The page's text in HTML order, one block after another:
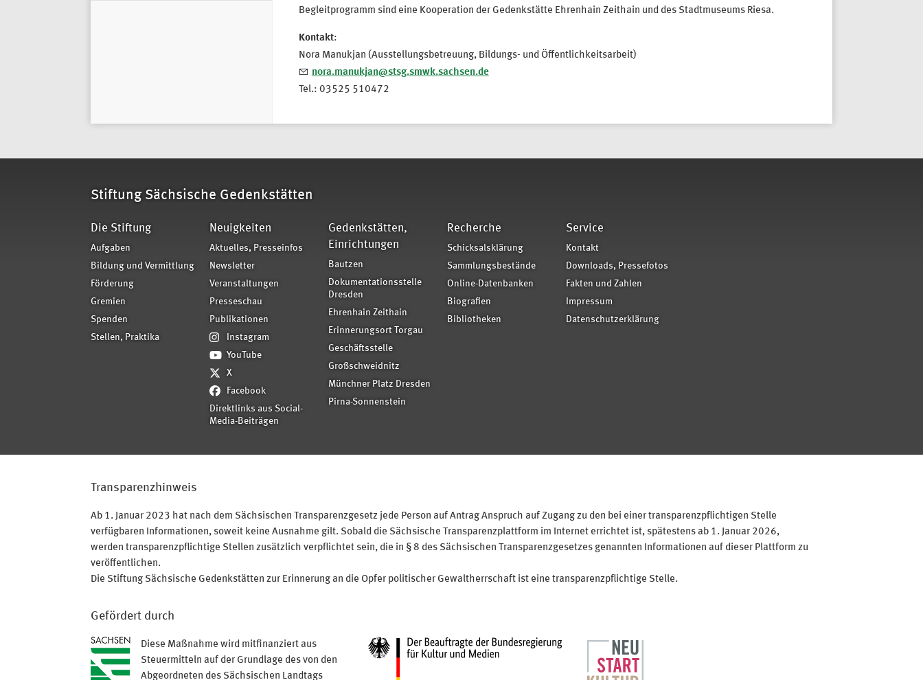
Begleitprogramm sind eine Kooperation der Gedenkstätte Ehrenhain Zeithain und des Stadtmuseums Riesa.
Kontakt:
Nora Manukjan (Ausstellungsbetreuung, Bildungs- und Öffentlichkeitsarbeit)
nora.manukjan@stsg.smwk.sachsen.de
Tel.: 03525 510472
Stiftung Sächsische Gedenkstätten
Die Stiftung
Aufgaben
Bildung und Vermittlung
Förderung
Gremien
Spenden
Stellen, Praktika
Neuigkeiten
Aktuelles, Presseinfos
Newsletter
Veranstaltungen
Presseschau
Publikationen
Instagram
YouTube
X
Facebook
Direktlinks aus Social-
Media-Beiträgen
Gedenkstätten,
Einrichtungen
Bautzen
Dokumentationsstelle
Dresden
Ehrenhain Zeithain
Erinnerungsort Torgau
Geschäftsstelle
Großschweidnitz
Münchner Platz Dresden
Pirna-Sonnenstein
Recherche
Schicksalsklärung
Sammlungsbestände
Online-Datenbanken
Biografien
Bibliotheken
Service
Kontakt
Downloads, Pressefotos
Fakten und Zahlen
Impressum
Datenschutzerklärung
Transparenzhinweis
Ab 1. Januar 2023 hat nach dem Sächsischen Transparenzgesetz jede Person auf Antrag Anspruch auf Zugang zu den bei einer transparenzpflichtigen Stelle
verfügbaren Informationen, soweit keine Ausnahme gilt. Sobald die Sächsische Transparenzplattform im Internet errichtet ist, spätestens ab 1. Januar 2026,
werden transparenzpflichtige Stellen zusätzlich verpflichtet sein, die in § 8 des Sächsischen Transparenzgesetzes genannten Informationen auf dieser Plattform zu
veröffentlichen.
Die Stiftung Sächsische Gedenkstätten zur Erinnerung an die Opfer politischer Gewaltherrschaft ist eine transparenzpflichtige Stelle.
Gefördert durch
Diese Maßnahme wird mitfinanziert aus
Steuermitteln auf der Grundlage des von den
Abgeordneten des Sächsischen Landtags